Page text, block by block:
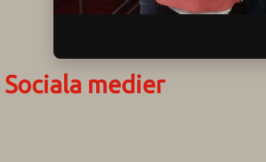
Sociala medier